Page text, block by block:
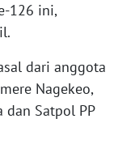
126 ini,
dari anggota
Nagekeo,
dan Satpol PP